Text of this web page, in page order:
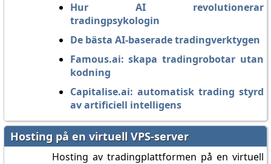
Hur AI revolutionerar
tradingpsykologin
De bästa AI-baserade tradingverktygen
Famous.ai: skapa tradingrobotar utan
kodning
Capitalise.ai: automatisk trading styrd
av artificiell intelligens
Hosting på en virtuell VPS-server
Hosting av tradingplattformen på en virtuell